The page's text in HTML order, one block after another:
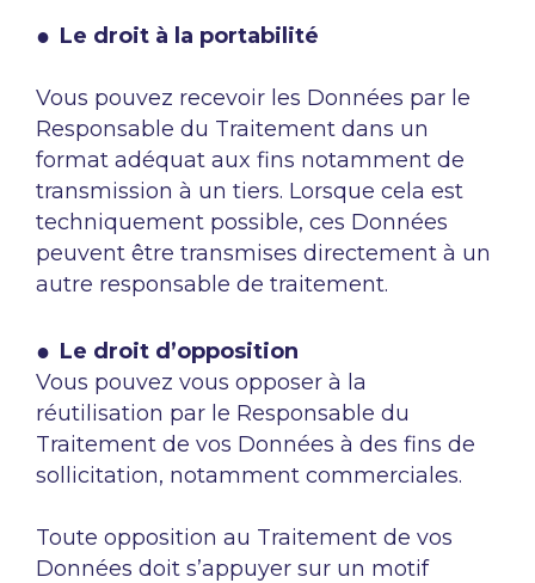
Le droit à la portabilité
Vous pouvez recevoir les Données par le
Responsable du Traitement dans un
format adéquat aux fins notamment de
transmission à un tiers. Lorsque cela est
techniquement possible, ces Données
peuvent être transmises directement à un
autre responsable de traitement.
Le droit d’opposition
Vous pouvez vous opposer à la
réutilisation par le Responsable du
Traitement de vos Données à des fins de
sollicitation, notamment commerciales.
Toute opposition au Traitement de vos
Données doit s’appuyer sur un motif